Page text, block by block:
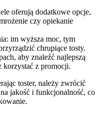
oferują dodatkowe opcje,
czy opiekanie
im wyższa moc, tym
chrupiące tosty.
aby znaleźć najlepszą
korzystać z promocji.
toster, należy zwrócić
jakość i funkcjonalność, co